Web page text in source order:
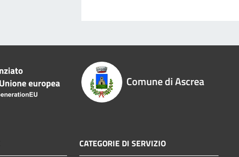
Comune di Ascrea
CATEGORIE DI SERVIZIO